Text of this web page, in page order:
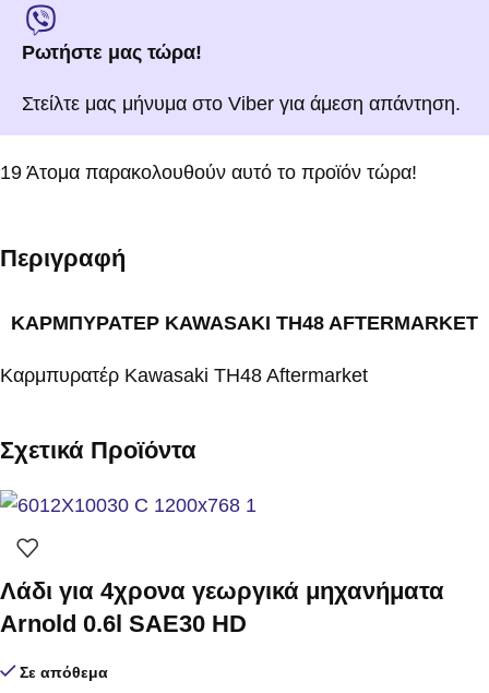
Ρωτήστε μας τώρα!
Στείλτε μας μήνυμα στο Viber για άμεση απάντηση.
19 Άτομα παρακολουθούν αυτό το προϊόν τώρα!
Περιγραφή
ΚΑΡΜΠΥΡΑΤΕΡ KAWASAKI TH48 AFTERMARKET
Καρμπυρατέρ Kawasaki TH48 Aftermarket
Σχετικά Προϊόντα
Λάδι για 4χρονα γεωργικά μηχανήματα
Arnold 0.6l SAE30 HD
Σε απόθεμα